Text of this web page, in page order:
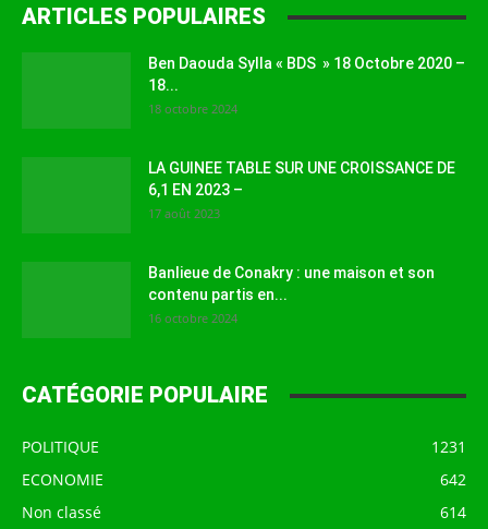
ARTICLES POPULAIRES
Ben Daouda Sylla « BDS » 18 Octobre 2020 –
18...
18 octobre 2024
LA GUINEE TABLE SUR UNE CROISSANCE DE
6,1 EN 2023 –
17 août 2023
Banlieue de Conakry : une maison et son
contenu partis en...
16 octobre 2024
CATÉGORIE POPULAIRE
POLITIQUE
1231
ECONOMIE
642
Non classé
614